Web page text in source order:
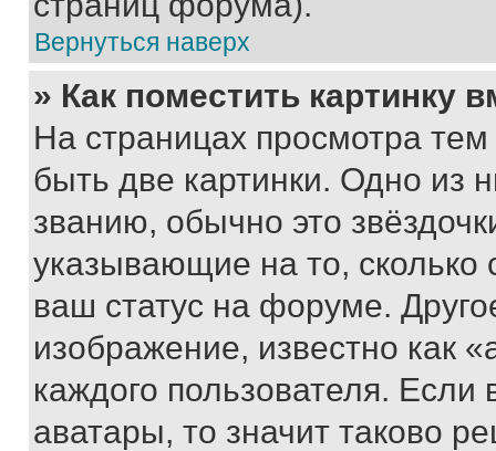
Вернуться наверх
» Как поместить картинку
На страницах просмотра
быть две картинки. Одно из
званию, обычно это
указывающие на то,
ваш статус на форуме.
изображение, известно как
каждого пользователя.
аватары, то значит таково